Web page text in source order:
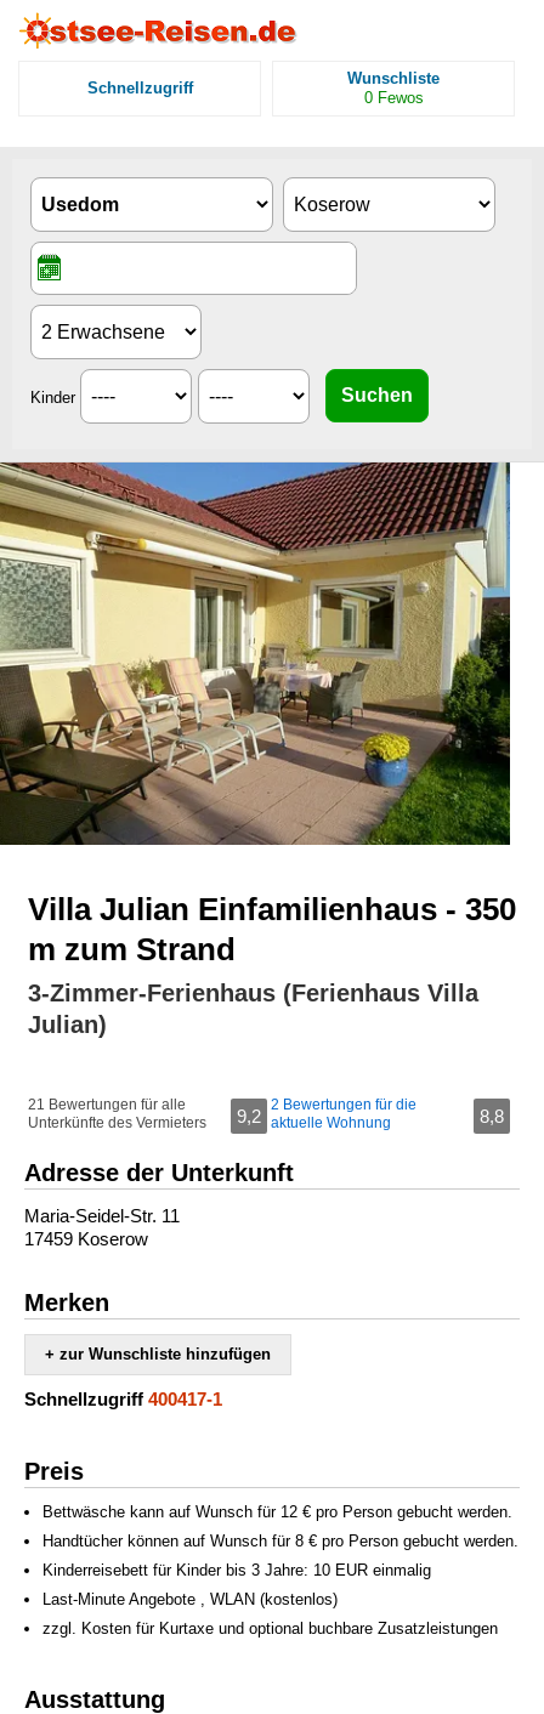
Schnellzugriff
Wunschliste
0 Fewos
Kinder
Villa Julian Einfamilienhaus - 350
m zum Strand
3-Zimmer-Ferienhaus (Ferienhaus Villa
Julian)
21 Bewertungen für alle
Unterkünfte des Vermieters
9,2
2 Bewertungen für die
aktuelle Wohnung
8,8
Adresse der Unterkunft
Maria-Seidel-Str. 11
17459 Koserow
Merken
+ zur Wunschliste hinzufügen
Schnellzugriff 400417-1
Preis
Bettwäsche kann auf Wunsch für 12 € pro Person gebucht werden.
Handtücher können auf Wunsch für 8 € pro Person gebucht werden.
Kinderreisebett für Kinder bis 3 Jahre: 10 EUR einmalig
Last-Minute Angebote , WLAN (kostenlos)
zzgl. Kosten für Kurtaxe und optional buchbare Zusatzleistungen
Ausstattung